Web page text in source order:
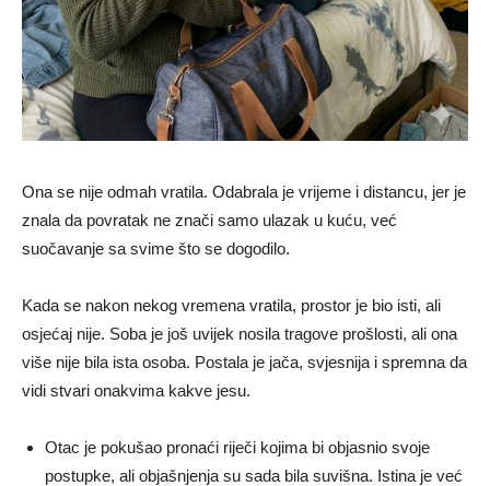
Ona se nije odmah vratila. Odabrala je vrijeme i distancu, jer je
znala da povratak ne znači samo ulazak u kuću, već
suočavanje sa svime što se dogodilo.
Kada se nakon nekog vremena vratila, prostor je bio isti, ali
osjećaj nije. Soba je još uvijek nosila tragove prošlosti, ali ona
više nije bila ista osoba. Postala je jača, svjesnija i spremna da
vidi stvari onakvima kakve jesu.
Otac je pokušao pronaći riječi kojima bi objasnio svoje
postupke, ali objašnjenja su sada bila suvišna. Istina je već